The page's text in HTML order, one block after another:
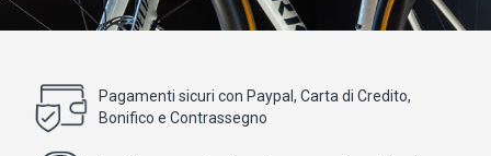
Pagamenti sicuri con Paypal, Carta di Credito,
Bonifico e Contrassegno